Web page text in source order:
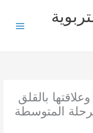
بالقلق
المتوسطة